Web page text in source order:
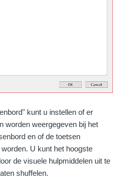
kunt u instellen of er
worden weergegeven bij het
en of de toetsen
U kunt het hoogste
de visuele hulpmiddelen uit te
shuffelen.